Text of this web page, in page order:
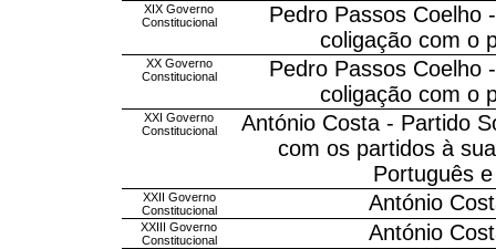
XIX Governo
Constitucional
Pedro Passos Coelho
coligação com o
XX Governo
Constitucional
Pedro Passos Coelho
coligação com o
XXI Governo
Constitucional
António Costa - Partido
com os partidos à
Português
XXII Governo
Constitucional
António
XXIII Governo
Constitucional
António